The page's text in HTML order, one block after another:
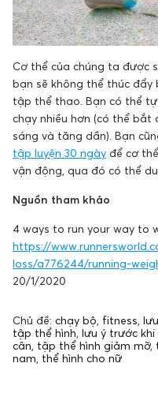
Cơ thể của chúng ta được
bạn sẽ không thể thúc đẩy
tập thể thao. Bạn có thể
chạy nhiều hơn (có thể bắt
sáng và tăng dần). Bạn
tập luyện 30 ngày để cơ
vận động, qua đó có thể
Nguồn tham khảo
4 ways to run your way to
https://
loss/a776244/running-
20/1/2020
Chủ đề: chạy bộ fitness
tập thể hình lưu ý trước
cân tập thể hình giảm mỡ,
nam thể hình cho nữ